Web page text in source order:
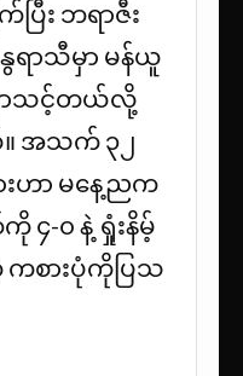
း ဘရာဇီး
ရာသီမှာ မန်ယူ
သင့်တယ်လို့
အသက် ၃၂
ဟာ မနေ့ညက
-၀ နဲ့ ရှုံးနိမ့်
ကစားပုံကိုပြသ